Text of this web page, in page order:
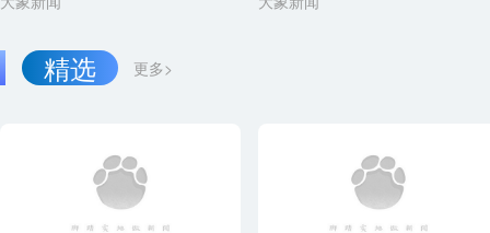
更多>
精选